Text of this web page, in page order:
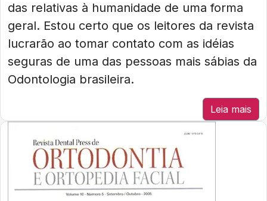
das relativas à humanidade de uma forma
geral. Estou certo que os leitores da revista
lucrarão ao tomar contato com as idéias
seguras de uma das pessoas mais sábias da
Odontologia brasileira.
Leia mais